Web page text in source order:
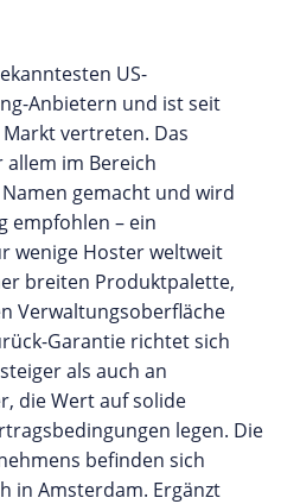
US-
Anbietern und ist seit
vertreten. Das
im Bereich
gemacht und wird
empfohlen – ein
wenige Hoster weltweit
breiten Produktpalette,
Verwaltungsoberfläche
Garantie richtet sich
als auch an
die Wert auf solide
legen. Die
befinden sich
in Amsterdam. Ergänzt